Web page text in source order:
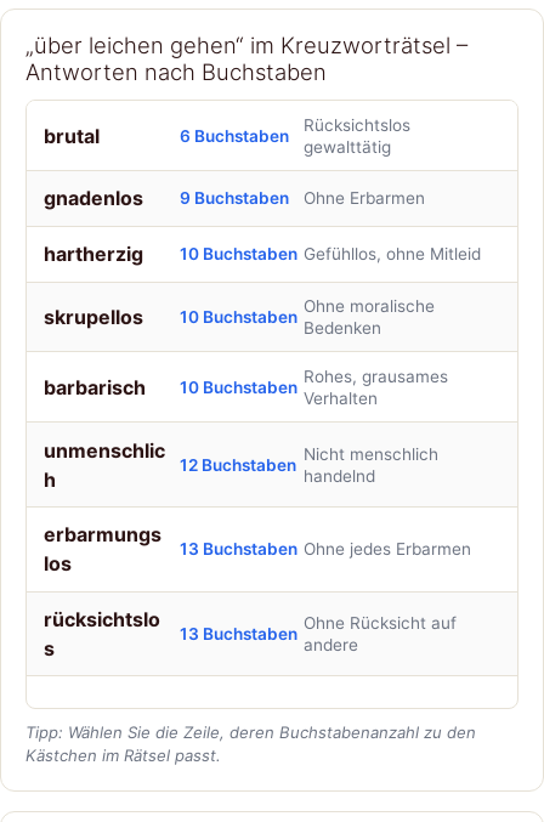
„über leichen gehen“ im Kreuzworträtsel –
Antworten nach Buchstaben
brutal 6 Buchstaben
Rücksichtslos
gewalttätig
gnadenlos 9 Buchstaben Ohne Erbarmen
hartherzig 10 Buchstaben Gefühllos, ohne Mitleid
skrupellos 10 Buchstaben
Ohne moralische
Bedenken
barbarisch 10 Buchstaben
Rohes, grausames
Verhalten
unmenschlic
h
12 Buchstaben
Nicht menschlich
handelnd
erbarmungs
los
13 Buchstaben Ohne jedes Erbarmen
rücksichtslo
s
13 Buchstaben
Ohne Rücksicht auf
andere
Tipp: Wählen Sie die Zeile, deren Buchstabenanzahl zu den
Kästchen im Rätsel passt.